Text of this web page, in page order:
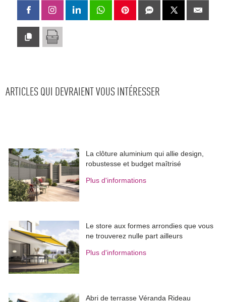
ARTICLES QUI DEVRAIENT VOUS INTÉRESSER
La clôture aluminium qui allie design,
robustesse et budget maîtrisé
Plus d'informations
Le store aux formes arrondies que vous
ne trouverez nulle part ailleurs
Plus d'informations
Abri de terrasse Véranda Rideau